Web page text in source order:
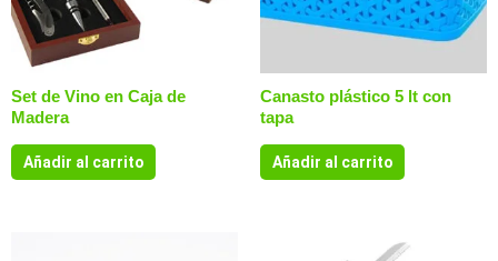
Set de Vino en Caja de
Madera
Añadir al carrito
Canasto plástico 5 lt con
tapa
Añadir al carrito